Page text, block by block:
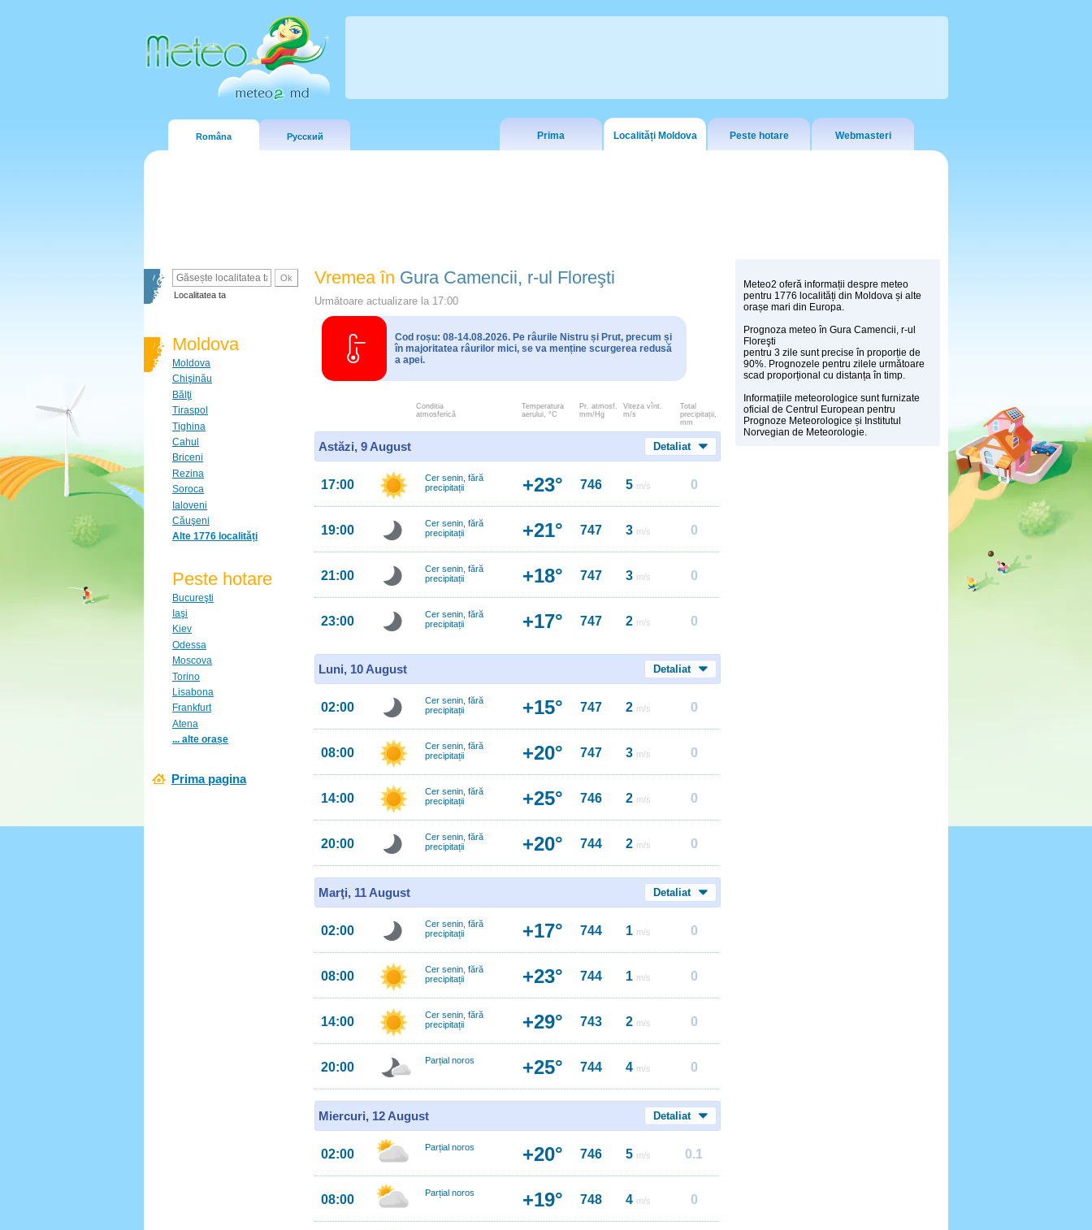
Româna Русский Prima Localități Moldova Peste hotare Webmasteri
Localitatea ta
Moldova
Moldova
Chişinău
Bălţi
Tiraspol
Tighina
Cahul
Briceni
Rezina
Soroca
Ialoveni
Căuşeni
Alte 1776 localități
Peste hotare
Bucureşti
Iaşi
Kiev
Odessa
Moscova
Torino
Lisabona
Frankfurt
Atena
... alte orașe
Prima pagina
Vremea în Gura Camencii, r-ul Floreşti
Următoare actualizare la 17:00
Cod roșu: 08-14.08.2026. Pe râurile Nistru și Prut, precum și
în majoritatea râurilor mici, se va menține scurgerea redusă
a apei.
Conditia
atmosferică
Temperatura
aerului, °C
Pr. atmosf.
mm/Hg
Viteza vînt.
m/s
Total
precipitații,
mm
Astăzi, 9 August Detaliat
17:00
Cer senin, fără
precipitații
+23° 746 5 m/s 0
19:00
Cer senin, fără
precipitații
+21° 747 3 m/s 0
21:00
Cer senin, fără
precipitații
+18° 747 3 m/s 0
23:00
Cer senin, fără
precipitații
+17° 747 2 m/s 0
Luni, 10 August Detaliat
02:00
Cer senin, fără
precipitații
+15° 747 2 m/s 0
08:00
Cer senin, fără
precipitații
+20° 747 3 m/s 0
14:00
Cer senin, fără
precipitații
+25° 746 2 m/s 0
20:00
Cer senin, fără
precipitații
+20° 744 2 m/s 0
Marţi, 11 August Detaliat
02:00
Cer senin, fără
precipitații
+17° 744 1 m/s 0
08:00
Cer senin, fără
precipitații
+23° 744 1 m/s 0
14:00
Cer senin, fără
precipitații
+29° 743 2 m/s 0
20:00 Parțial noros +25° 744 4 m/s 0
Miercuri, 12 August Detaliat
02:00 Parțial noros +20° 746 5 m/s 0.1
08:00 Parțial noros +19° 748 4 m/s 0
Meteo2 oferă informații despre meteo
pentru 1776 localități din Moldova și alte
orașe mari din Europa.
Prognoza meteo în Gura Camencii, r-ul
Floreşti
pentru 3 zile sunt precise în proporție de
90%. Prognozele pentru zilele următoare
scad proporțional cu distanța în timp.
Informațiile meteorologice sunt furnizate
oficial de Centrul European pentru
Prognoze Meteorologice și Institutul
Norvegian de Meteorologie.